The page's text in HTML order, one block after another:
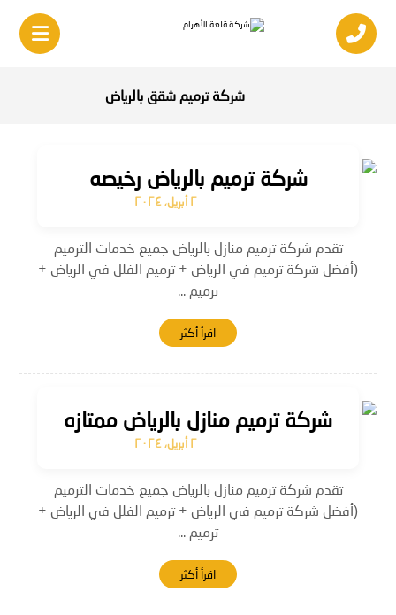
شركة ترميم شقق بالرياض
شركة ترميم بالرياض رخيصه
٢ أبريل، ٢٠٢٤
تقدم شركة ترميم منازل بالرياض جميع خدمات الترميم
(أفضل شركة ترميم في الرياض + ترميم الفلل في الرياض +
ترميم ...
اقرأ أكثر
شركة ترميم منازل بالرياض ممتازه
٢ أبريل، ٢٠٢٤
تقدم شركة ترميم منازل بالرياض جميع خدمات الترميم
(أفضل شركة ترميم في الرياض + ترميم الفلل في الرياض +
ترميم ...
اقرأ أكثر